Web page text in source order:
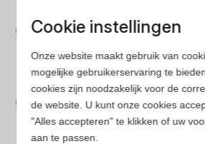
Op onze website vind je
parfum met onze geavanceerde
Bespaar tijd en geld
Wij hebben alle prijzen voor je
minder tijd en geld kwijt bent
Cookie instellingen
Onze website maakt gebruik van
mogelijke gebruikerservaring te
cookies zijn noodzakelijk voor de
de website. U kunt onze cookies
"Alles accepteren" te klikken of uw
aan te passen.